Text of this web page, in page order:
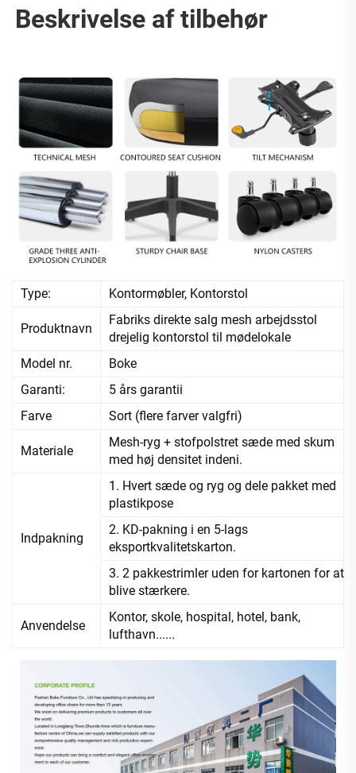
Beskrivelse af tilbehør
Type: Kontormøbler, Kontorstol
Produktnavn
Fabriks direkte salg mesh arbejdsstol
drejelig kontorstol til mødelokale
Model nr.
Boke
Garanti:
5 års garantii
Farve
Sort (flere farver valgfri)
Materiale
Mesh-ryg + stofpolstret sæde med skum
med høj densitet indeni.
Indpakning
1. Hvert sæde og ryg og dele pakket med
plastikpose
2. KD-pakning i en 5-lags
eksportkvalitetskarton.
3. 2 pakkestrimler uden for kartonen for at
blive stærkere.
Anvendelse
Kontor, skole, hospital, hotel, bank,
lufthavn......